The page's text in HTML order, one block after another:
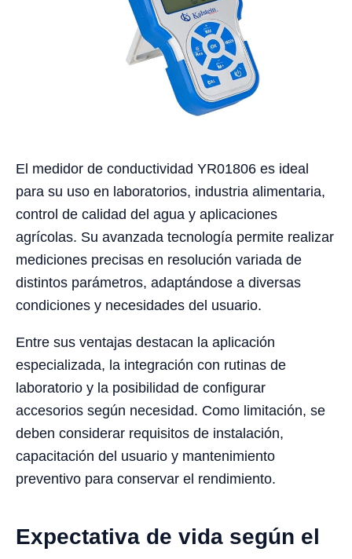
El medidor de conductividad YR01806 es ideal
para su uso en laboratorios, industria alimentaria,
control de calidad del agua y aplicaciones
agrícolas. Su avanzada tecnología permite realizar
mediciones precisas en resolución variada de
distintos parámetros, adaptándose a diversas
condiciones y necesidades del usuario.
Entre sus ventajas destacan la aplicación
especializada, la integración con rutinas de
laboratorio y la posibilidad de configurar
accesorios según necesidad. Como limitación, se
deben considerar requisitos de instalación,
capacitación del usuario y mantenimiento
preventivo para conservar el rendimiento.
Expectativa de vida según el